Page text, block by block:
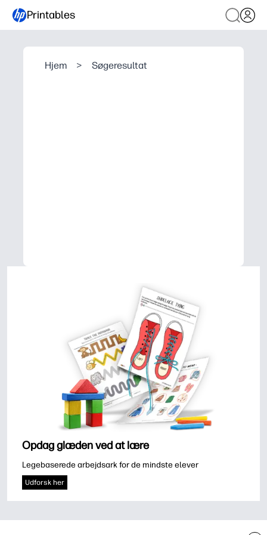
Printables
Hjem > Søgeresultat
Opdag glæden ved at lære
Legebaserede arbejdsark for de mindste elever
Udforsk her